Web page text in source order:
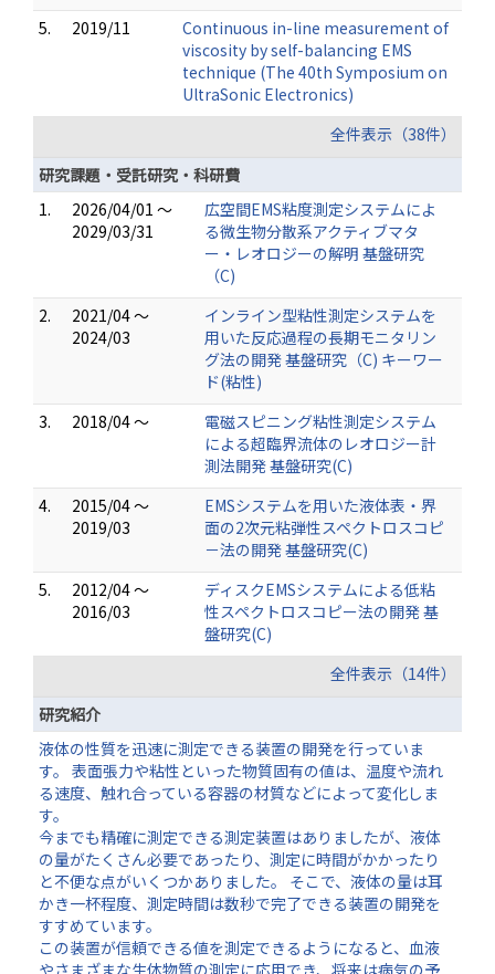
5.
2019/11
Continuous in-line measurement of
viscosity by self-balancing EMS
technique (The 40th Symposium on
UltraSonic Electronics)
全件表示（38件）
研究課題・受託研究・科研費
1.
2026/04/01 ～
2029/03/31
広空間EMS粘度測定システムによ
る微生物分散系アクティブマタ
ー・レオロジーの解明 基盤研究
（C)
2.
2021/04 ～
2024/03
インライン型粘性測定システムを
用いた反応過程の長期モニタリン
グ法の開発 基盤研究（C) キーワー
ド(粘性)
3.
2018/04 ～
電磁スピニング粘性測定システム
による超臨界流体のレオロジー計
測法開発 基盤研究(C)
4.
2015/04 ～
2019/03
EMSシステムを用いた液体表・界
面の2次元粘弾性スペクトロスコピ
－法の開発 基盤研究(C)
5.
2012/04 ～
2016/03
ディスクEMSシステムによる低粘
性スペクトロスコピー法の開発 基
盤研究(C)
全件表示（14件）
研究紹介
液体の性質を迅速に測定できる装置の開発を行っていま
す。 表面張力や粘性といった物質固有の値は、温度や流れ
る速度、触れ合っている容器の材質などによって変化しま
す。
今までも精確に測定できる測定装置はありましたが、液体
の量がたくさん必要であったり、測定に時間がかかったり
と不便な点がいくつかありました。 そこで、液体の量は耳
かき一杯程度、測定時間は数秒で完了できる装置の開発を
すすめています。
この装置が信頼できる値を測定できるようになると、血液
やさまざまな生体物質の測定に応用でき、将来は病気の予